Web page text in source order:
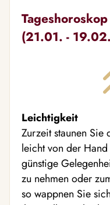
(21.01. -
Leichtigkeit
Zurzeit staunen Sie
leicht von der
günstige
zu nehmen oder
so wappnen Sie